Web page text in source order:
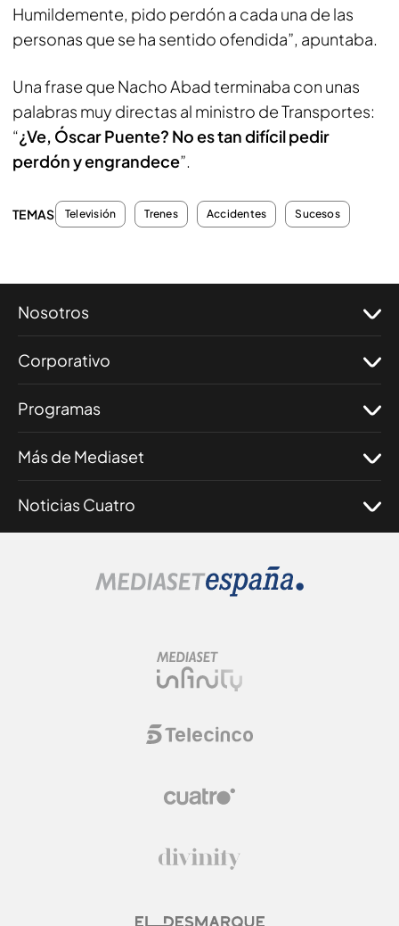
Humildemente, pido perdón a cada una de las
personas que se ha sentido ofendida”, apuntaba.
Una frase que Nacho Abad terminaba con unas
palabras muy directas al ministro de Transportes:
“¿Ve, Óscar Puente? No es tan difícil pedir
perdón y engrandece”.
TEMAS Televisión Trenes Accidentes Sucesos
Nosotros
Corporativo
Programas
Más de Mediaset
Noticias Cuatro